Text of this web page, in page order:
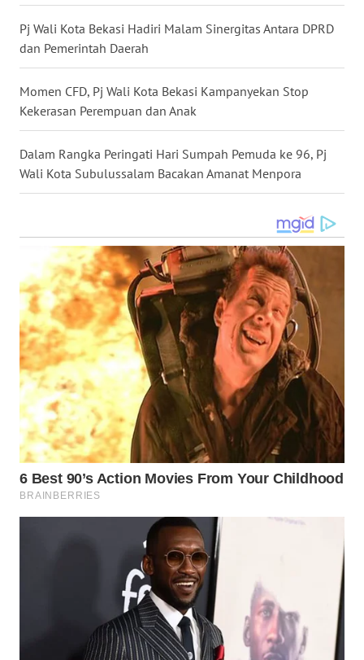
Pj Wali Kota Bekasi Hadiri Malam Sinergitas Antara DPRD
dan Pemerintah Daerah
Momen CFD, Pj Wali Kota Bekasi Kampanyekan Stop
Kekerasan Perempuan dan Anak
Dalam Rangka Peringati Hari Sumpah Pemuda ke 96, Pj
Wali Kota Subulussalam Bacakan Amanat Menpora
WN
KALTIM
SULSEL
GORONTALO
WN
MALUKU
WN
MALUT
WN
DAIRI
WN
DANAU
TOBA
WN